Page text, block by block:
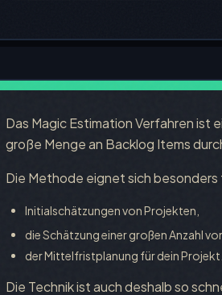
Das Magic Estimation Verfahren ist
große Menge an Backlog Items
Die Methode eignet sich besonders
Initialschätzungen von Projekten,
die Schätzung einer großen Anzahl
der Mittelfristplanung für dein Projekt.
Die Technik ist auch deshalb so